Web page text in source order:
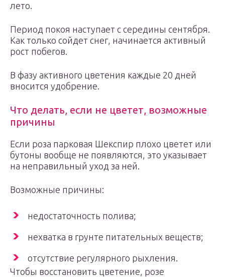
лето.
Период покоя наступает с середины сентября.
Как только сойдет снег, начинается активный
рост побегов.
В фазу активного цветения каждые 20 дней
вносится удобрение.
Что делать, если не цветет, возможные
причины
Если роза парковая Шекспир плохо цветет или
бутоны вообще не появляются, это указывает
на неправильный уход за ней.
Возможные причины:
недостаточность полива;
нехватка в грунте питательных веществ;
отсутствие регулярного рыхления.
Чтобы восстановить цветение, розе